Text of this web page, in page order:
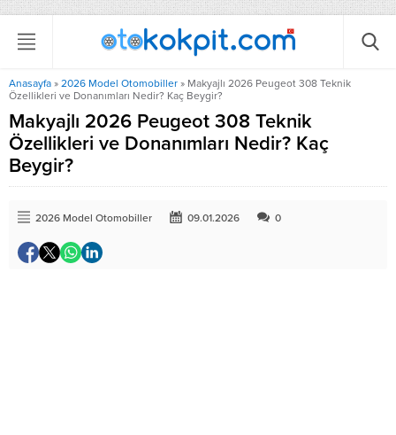
Anasayfa » 2026 Model Otomobiller » Makyajlı 2026 Peugeot 308 Teknik
Özellikleri ve Donanımları Nedir? Kaç Beygir?
Makyajlı 2026 Peugeot 308 Teknik
Özellikleri ve Donanımları Nedir? Kaç
Beygir?
2026 Model Otomobiller 09.01.2026 0